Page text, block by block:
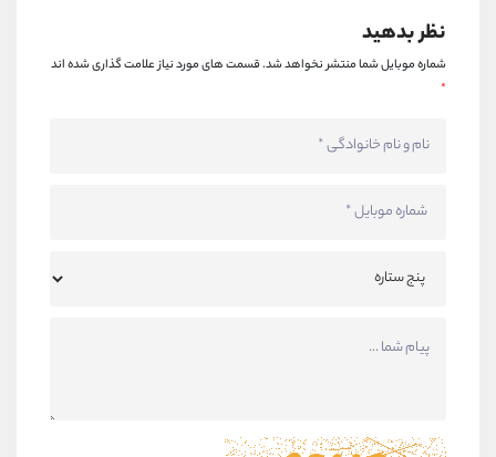
نظر بدهید
شماره موبایل شما منتشر نخواهد شد.قسمت های مورد نیاز علامت گذاری شده اند
*